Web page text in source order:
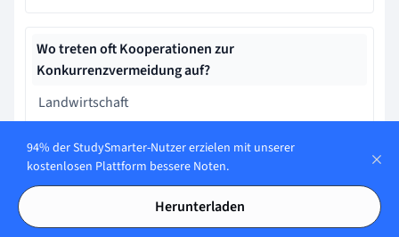
Wo treten oft Kooperationen zur
Konkurrenzvermeidung auf?
Landwirtschaft
Welche Strategie kann zur Konkurrenzvermeidung
genutzt werden?
Vermeidung der Teilnahme an Messen und
94% der StudySmarter-Nutzer erzielen mit unserer
kostenlosen Plattform bessere Noten.
Herunterladen